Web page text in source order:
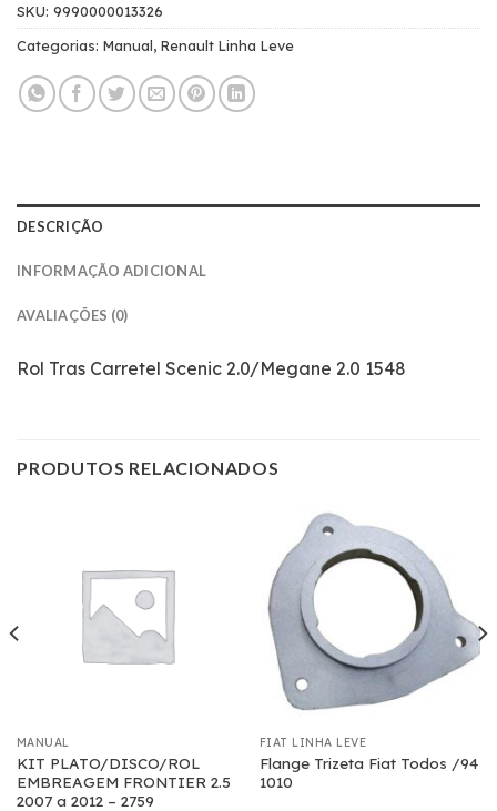
SKU: 9990000013326
Categorias: Manual, Renault Linha Leve
DESCRIÇÃO
INFORMAÇÃO ADICIONAL
AVALIAÇÕES (0)
Rol Tras Carretel Scenic 2.0/Megane 2.0 1548
PRODUTOS RELACIONADOS
MANUAL
KIT PLATO/DISCO/ROL
EMBREAGEM FRONTIER 2.5
2007 a 2012 – 2759
FIAT LINHA LEVE
Flange Trizeta Fiat Todos /94
1010